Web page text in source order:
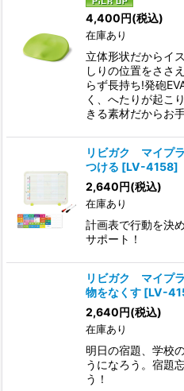
4,400円(税込)
在庫あり
立体形状だからイ
しりの位置をささ
らず長持ち!発砲
く、へたりが起こ
きる素材だからお
リビガク マイプ
つける [LV-4158]
2,640円(税込)
在庫あり
計画表で行動を決
サポート！
リビガク マイプ
物をなくす [LV-
2,640円(税込)
在庫あり
明日の宿題、学校
うになろう。宿題
う！